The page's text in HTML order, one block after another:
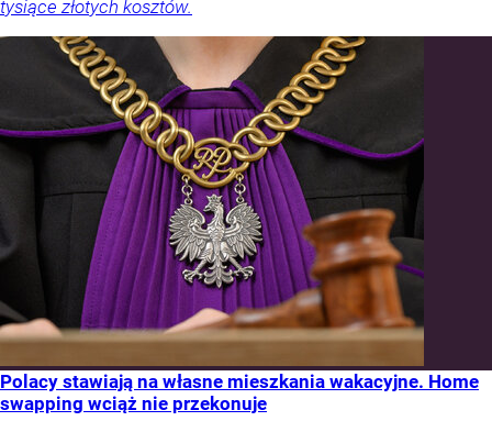
tysiące złotych kosztów.
Polacy stawiają na własne mieszkania wakacyjne. Home
swapping wciąż nie przekonuje